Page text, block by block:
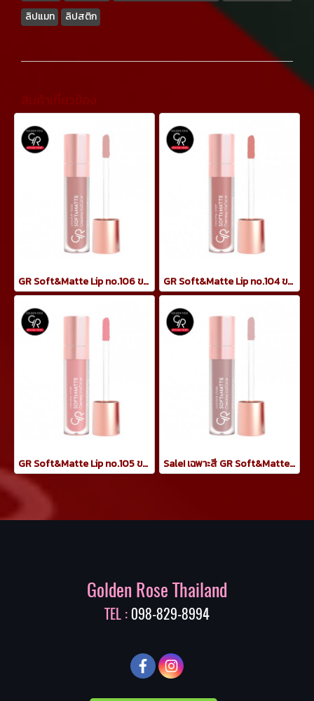
ลิปแมท
ลิปสติก
สินค้าเกี่ยวข้อง
GR Soft&Matte Lip no.106 ขนาด 5.5ml GR Soft&Matte Lip no.104 ขนาด 5.5ml
GR Soft&Matte Lip no.105 ขนาด 5.5ml Sale! เฉพาะสี GR Soft&Matte Lip no.101 ขนาด 5.5ml
Golden Rose Thailand
TEL : 098-829-8994